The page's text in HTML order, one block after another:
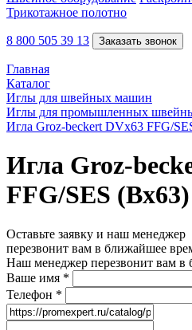
Трикотажное полотно
8 800 505 39 13 Заказать звонок
Главная
Каталог
Иглы для швейных машин
Иглы для промышленных
Игла Groz-beckert DVx63 FFG/
Игла Groz-
FFG/SES
Оставьте заявку и наш менеджер
перезвонит вам в ближайшее
Наш менеджер перезвонит вам в
Ваше имя *
Телефон *